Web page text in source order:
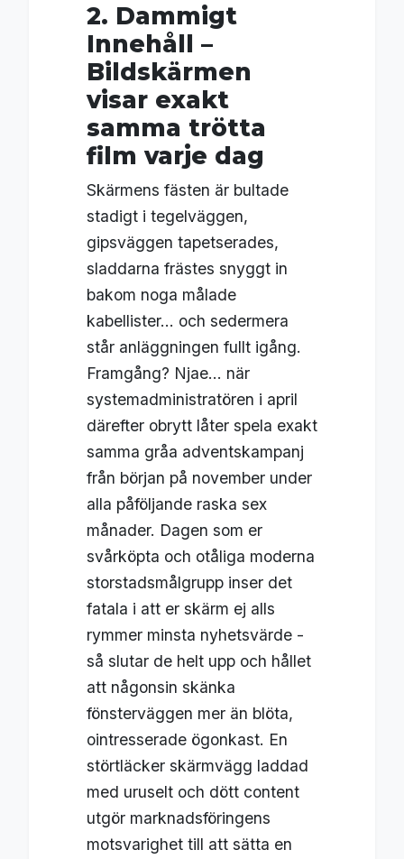
2. Dammigt
Innehåll –
Bildskärmen
visar exakt
samma trötta
film varje dag
Skärmens fästen är bultade
stadigt i tegelväggen,
gipsväggen tapetserades,
sladdarna frästes snyggt in
bakom noga målade
kabellister… och sedermera
står anläggningen fullt igång.
Framgång? Njae... när
systemadministratören i april
därefter obrytt låter spela exakt
samma gråa adventskampanj
från början på november under
alla påföljande raska sex
månader. Dagen som er
svårköpta och otåliga moderna
storstadsmålgrupp inser det
fatala i att er skärm ej alls
rymmer minsta nyhetsvärde -
så slutar de helt upp och hållet
att någonsin skänka
fönsterväggen mer än blöta,
ointresserade ögonkast. En
störtläcker skärmvägg laddad
med uruselt och dött content
utgör marknadsföringens
motsvarighet till att sätta en